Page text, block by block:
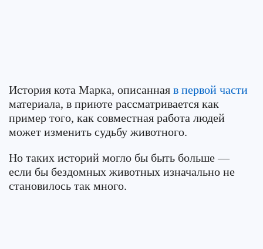
История кота Марка, описанная в первой части
материала, в приюте рассматривается как
пример того, как совместная работа людей
может изменить судьбу животного.
Но таких историй могло бы быть больше —
если бы бездомных животных изначально не
становилось так много.